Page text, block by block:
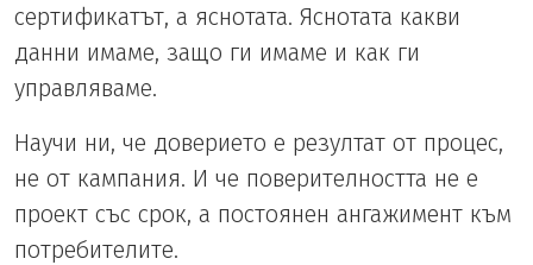
сертификатът, а яснотата. Яснотата какви
данни имаме, защо ги имаме и как ги
управляваме.
Научи ни, че доверието е резултат от процес,
не от кампания. И че поверителността не е
проект със срок, а постоянен ангажимент към
потребителите.